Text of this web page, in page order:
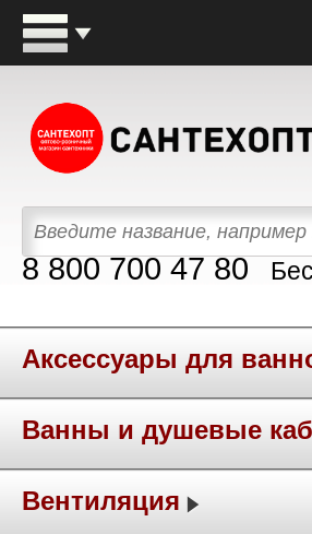
8 800 700 47 80
Аксессуары для
Ванны и душевые
Вентиляция